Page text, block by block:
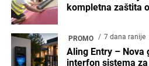
kompletna zaštita
PROMO 7 dana ranije
Aling Entry – Nova
interfon sistema